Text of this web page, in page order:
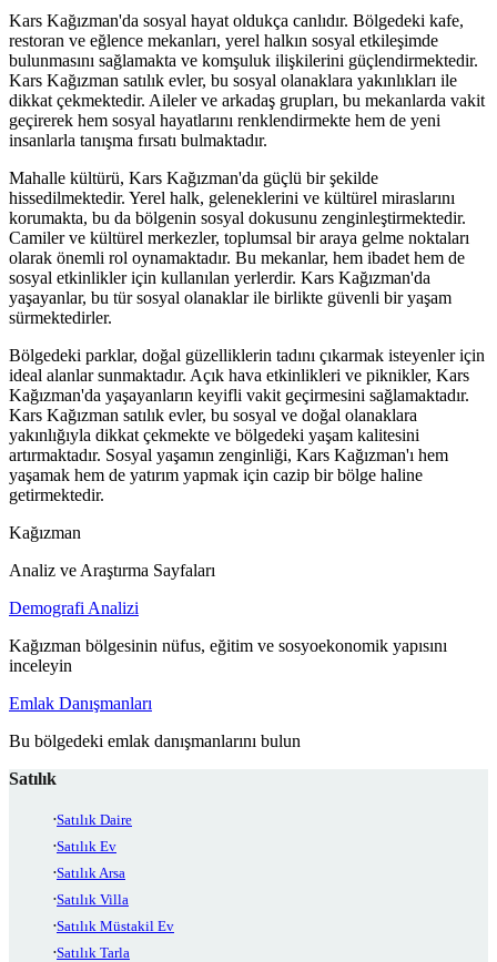
Kars Kağızman'da sosyal hayat oldukça canlıdır. Bölgedeki kafe,
restoran ve eğlence mekanları, yerel halkın sosyal etkileşimde
bulunmasını sağlamakta ve komşuluk ilişkilerini güçlendirmektedir.
Kars Kağızman satılık evler, bu sosyal olanaklara yakınlıkları ile
dikkat çekmektedir. Aileler ve arkadaş grupları, bu mekanlarda vakit
geçirerek hem sosyal hayatlarını renklendirmekte hem de yeni
insanlarla tanışma fırsatı bulmaktadır.
Mahalle kültürü, Kars Kağızman'da güçlü bir şekilde
hissedilmektedir. Yerel halk, geleneklerini ve kültürel miraslarını
korumakta, bu da bölgenin sosyal dokusunu zenginleştirmektedir.
Camiler ve kültürel merkezler, toplumsal bir araya gelme noktaları
olarak önemli rol oynamaktadır. Bu mekanlar, hem ibadet hem de
sosyal etkinlikler için kullanılan yerlerdir. Kars Kağızman'da
yaşayanlar, bu tür sosyal olanaklar ile birlikte güvenli bir yaşam
sürmektedirler.
Bölgedeki parklar, doğal güzelliklerin tadını çıkarmak isteyenler için
ideal alanlar sunmaktadır. Açık hava etkinlikleri ve piknikler, Kars
Kağızman'da yaşayanların keyifli vakit geçirmesini sağlamaktadır.
Kars Kağızman satılık evler, bu sosyal ve doğal olanaklara
yakınlığıyla dikkat çekmekte ve bölgedeki yaşam kalitesini
artırmaktadır. Sosyal yaşamın zenginliği, Kars Kağızman'ı hem
yaşamak hem de yatırım yapmak için cazip bir bölge haline
getirmektedir.
Kağızman
Analiz ve Araştırma Sayfaları
Demografi Analizi
Kağızman bölgesinin nüfus, eğitim ve sosyoekonomik yapısını
inceleyin
Emlak Danışmanları
Bu bölgedeki emlak danışmanlarını bulun
Satılık
Satılık Daire
Satılık Ev
Satılık Arsa
Satılık Villa
Satılık Müstakil Ev
Satılık Tarla